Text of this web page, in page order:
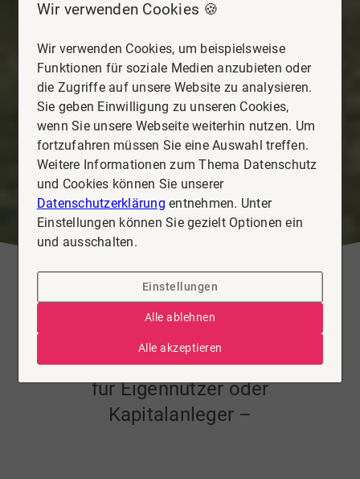
Wohnung zu kaufen in
Langenhagen
Renovierte 3-Zimmerwohnung –
für Eigennutzer oder
Kapitalanleger –
Wir verwenden Cookies 🍪
Wir verwenden Cookies, um beispielsweise
Funktionen für soziale Medien anzubieten oder
die Zugriffe auf unsere Website zu analysieren.
Sie geben Einwilligung zu unseren Cookies,
wenn Sie unsere Webseite weiterhin nutzen. Um
fortzufahren müssen Sie eine Auswahl treffen.
Weitere Informationen zum Thema Datenschutz
und Cookies können Sie unserer
Datenschutzerklärung entnehmen. Unter
Einstellungen können Sie gezielt Optionen ein
und ausschalten.
Einstellungen
Alle ablehnen
Alle akzeptieren